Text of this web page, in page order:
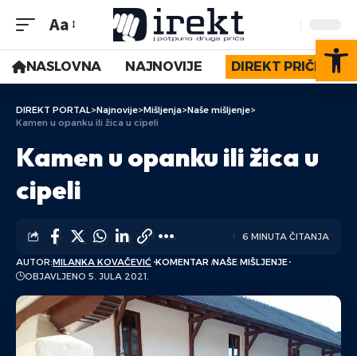
Aa
NASLOVNA NAJNOVIJE DIREKT PRIČE
DIREKT PORTAL>Najnovije>Mišljenja>Naše mišljenje>
Kamen u opanku ili žica u cipeli
Kamen u opanku ili žica u
cipeli
AUTOR:MILANKA KOVAČEVIĆ KOMENTAR NAŠE MIŠLJENJE
OBJAVLJENO 5. JULA 2021.
6 MINUTA ČITANJA